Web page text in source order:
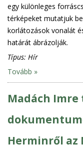
egy különleges
térképeket mutatjuk
korlátozások vonalát
határát ábrázolják.
Típus: Hír
Tovább »
Madách
Herminről az